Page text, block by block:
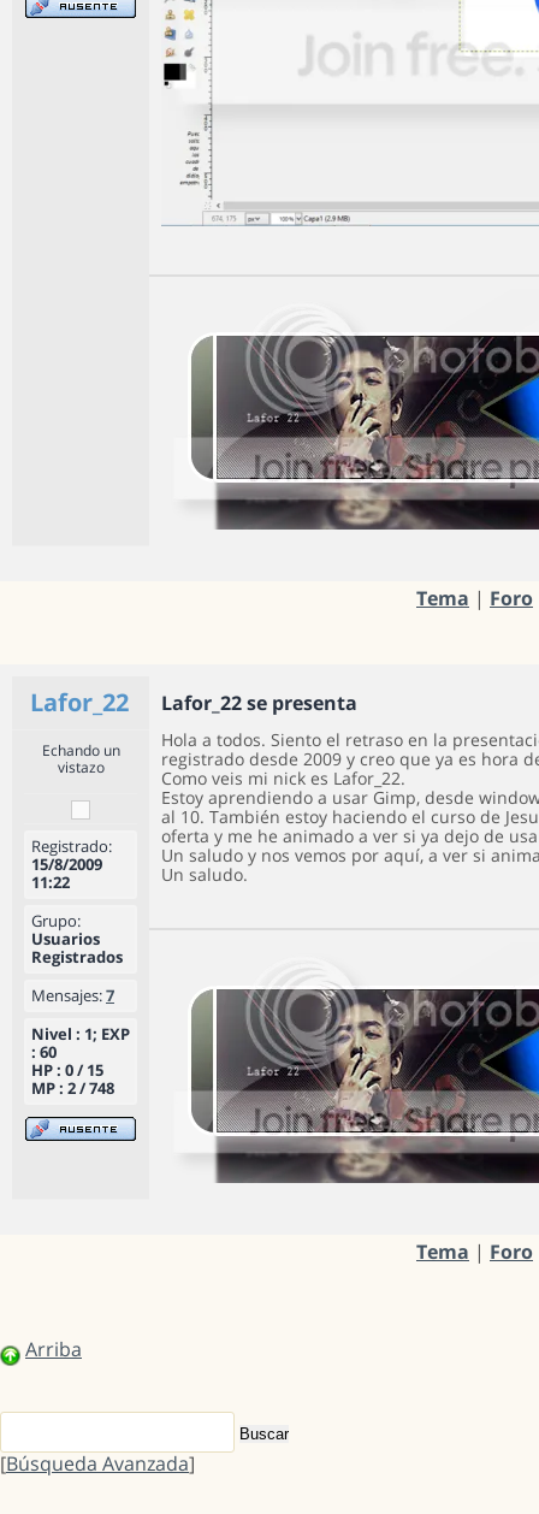
Tema | Foro
Lafor_22 Lafor_22 se presenta
Echando un
vistazo
Registrado:
15/8/2009
11:22
Grupo:
Usuarios
Registrados
Mensajes:7
Nivel : 1; EXP
: 60
HP : 0 / 15
MP : 2 / 748
Hola a todos. Siento el retraso en la
registrado desde 2009 y creo que ya es hora
Como veis mi nick es Lafor_22.
Estoy aprendiendo a usar Gimp, desde
al 10. También estoy haciendo el curso de
oferta y me he animado a ver si ya dejo de
Un saludo y nos vemos por aquí, a ver si
Un saludo.
Tema | Foro
Arriba
[Búsqueda Avanzada]